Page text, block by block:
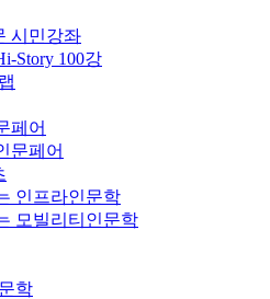
시민강좌
Story 100강
페어
문페어
인프라인문학
모빌리티인문학
학